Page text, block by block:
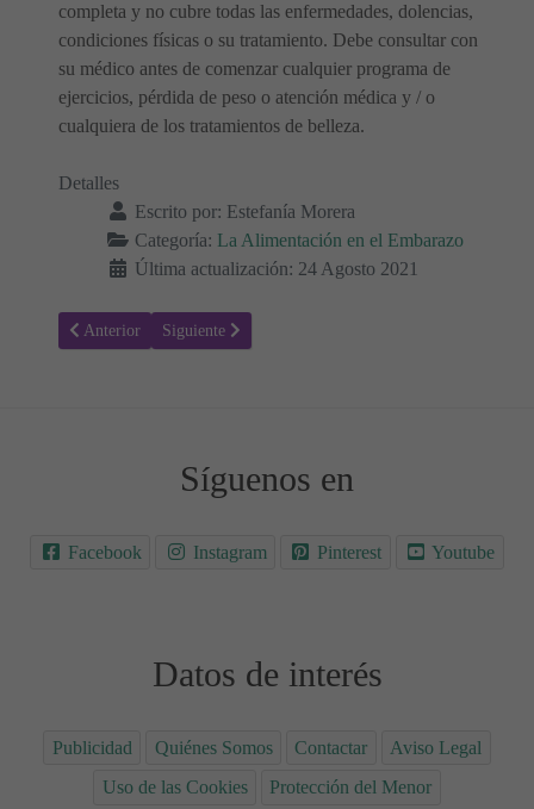
completa y no cubre todas las enfermedades, dolencias,
condiciones físicas o su tratamiento. Debe consultar con
su médico antes de comenzar cualquier programa de
ejercicios, pérdida de peso o atención médica y / o
cualquiera de los tratamientos de belleza.
Detalles
Escrito por: Estefanía Morera
Categoría: La Alimentación en el Embarazo
Última actualización: 24 Agosto 2021
Artículo anterior: Setas durante el embarazo: ¿Son seguras?
Anterior Artículo siguiente: Dieta baja en carbohidratos durante
Siguiente
Síguenos en
Facebook Instagram Pinterest Youtube
Datos de interés
Publicidad Quiénes Somos Contactar
Aviso Legal
Uso de las Cookies
Protección del Menor